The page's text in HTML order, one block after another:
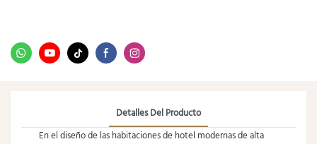
Detalles Del Producto
En el diseño de las habitaciones de hotel modernas de alta